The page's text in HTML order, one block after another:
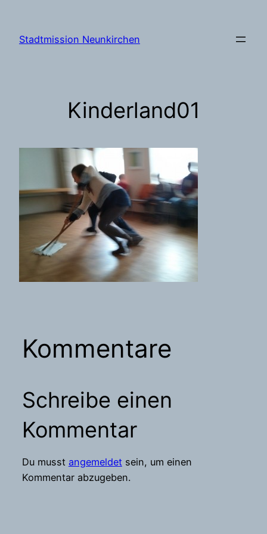
springen
Stadtmission Neunkirchen
Kinderland01
Kommentare
Schreibe einen
Kommentar
Du musst angemeldet sein, um einen
Kommentar abzugeben.